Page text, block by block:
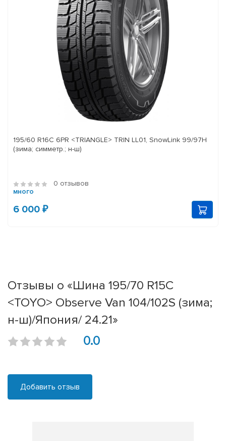
195/60 R16C 6PR <TRIANGLE> TRIN LL01, SnowLink 99/97H
(зима; симметр.; н-ш)
0 отзывов
много
6 000 ₽
Отзывы о «Шина 195/70 R15C
<TOYO> Observe Van 104/102S (зима;
н-ш)/Япония/ 24.21»
0.0
Добавить отзыв